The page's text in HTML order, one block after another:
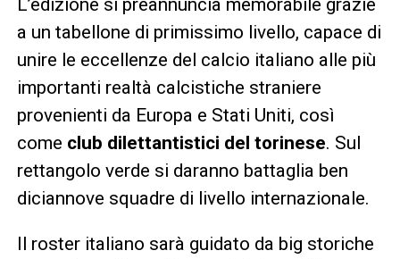
a un tabellone di primissimo livello, capace di
unire le eccellenze del calcio italiano alle più
importanti realtà calcistiche straniere
provenienti da Europa e Stati Uniti, così
come club dilettantistici del torinese. Sul
rettangolo verde si daranno battaglia ben
diciannove squadre di livello internazionale.
Il roster italiano sarà guidato da big storiche